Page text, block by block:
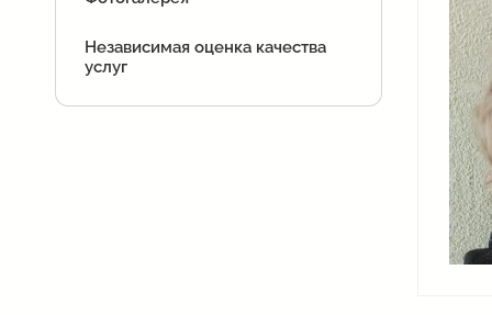
Независимая оценка качества
услуг